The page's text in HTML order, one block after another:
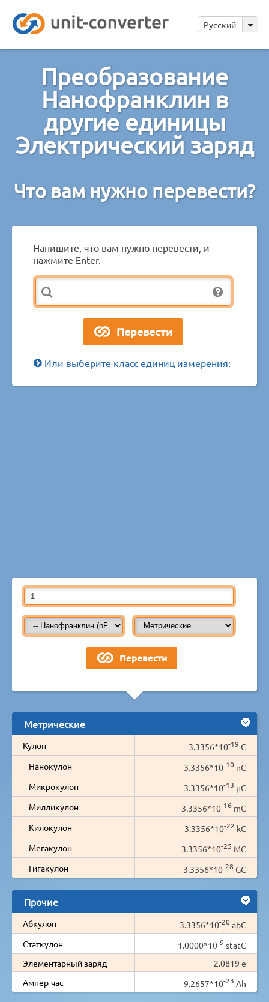
Русский
Преобразование
Нанофранклин в
другие единицы
Электрический заряд
Что вам нужно перевести?
Напишите, что вам нужно перевести, и
нажмите Enter.
Или выберите класс единиц измерения:
Метрические
Кулон 3.3356*10-19 C
Нанокулон
3.3356*10-10 nC
Микрокулон
3.3356*10-13 µC
Милликулон
3.3356*10-16 mC
Килокулон
3.3356*10-22 kC
Мегакулон
3.3356*10-25 MC
Гигакулон
3.3356*10-28 GC
Прочие
Абкулон 3.3356*10-20 abC
Статкулон
1.0000*10-9 statC
Элементарный заряд
2.0819 e
Ампер-час
9.2657*10-23 Ah